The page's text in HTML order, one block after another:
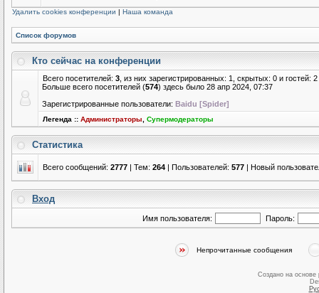
Удалить cookies конференции | Наша команда
Список форумов
Кто сейчас на конференции
Всего посетителей: 3 , из них зарегистрированных: 1, скрытых: 0 и
Больше всего посетителей (574) здесь было 28 апр 2024, 07:37
Зарегистрированные пользователи: Baidu [Spider]
Легенда :: Администраторы Супермодераторы
Статистика
Всего сообщений: 2777 | Тем: 264 | Пользователей: 577 | Новый
Вход
Имя пользователя: Пароль:
Непрочитанные сообщения
Создано на основе